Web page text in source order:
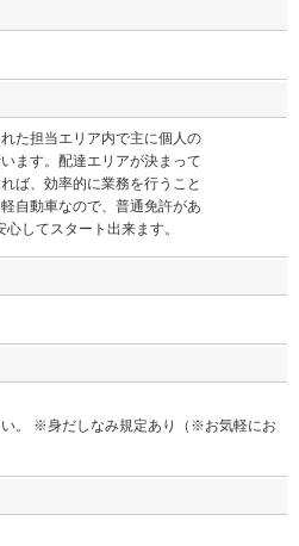
た担当エリア内で主に個人の
ます。配達エリアが決まって
ば、効率的に業務を行うこと
自動車なので、普通免許があ
してスタート出来ます。
。 ※身だしなみ規定あり（※お気軽にお